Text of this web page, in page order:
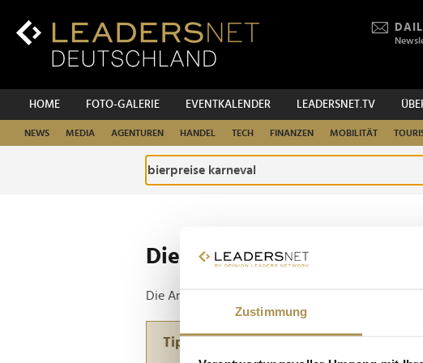
Zustimmung
Inhalt
HOME FOTO-GALERIE EVENTKALENDER LEADERSNET.TV
NEWS MEDIA AGENTUREN HANDEL TECH FINANZEN MOBILITÄT
Die ganze Website
Die Anfrage ergab 1 Treffer.
Tipp